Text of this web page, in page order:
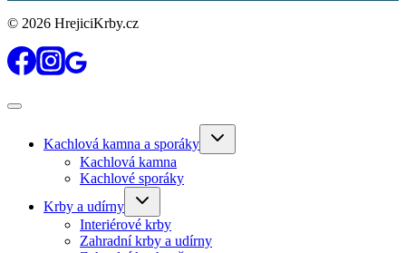
© 2026 HrejiciKrby.cz
Kachlová kamna a sporáky
Toggle
Kachlová kamna
Kachlové sporáky
Krby a udírny
Toggle
menu
Interiérové krby
Zahradní krby a udírny